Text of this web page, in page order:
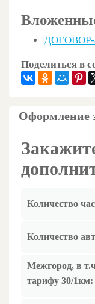
ДОГОВОР-
Поделиться в
Оформление
Количество
Количество
Межгород, в
тарифу 30/1км: